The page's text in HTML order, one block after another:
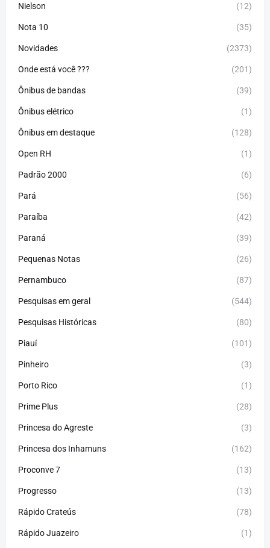
Nielson (12)
Nota 10 (35)
Novidades (2373)
Onde está você ??? (201)
Ônibus de bandas (39)
Ônibus elétrico (1)
Ônibus em destaque (128)
Open RH (1)
Padrão 2000 (6)
Pará (56)
Paraíba (42)
Paraná (39)
Pequenas Notas (26)
Pernambuco (87)
Pesquisas em geral (544)
Pesquisas Históricas (80)
Piauí (101)
Pinheiro (3)
Porto Rico (1)
Prime Plus (28)
Princesa do Agreste (3)
Princesa dos Inhamuns (162)
Proconve 7 (13)
Progresso (13)
Rápido Crateús (78)
Rápido Juazeiro (1)